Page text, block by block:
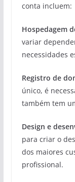
conta incluem:
Hospedagem
variar
necessidades
Registro de
único, é
também tem
Design e
para criar o
dos maiores
profissional.